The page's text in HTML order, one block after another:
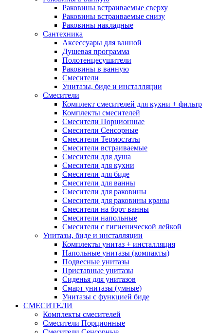
Раковины встраиваемые сверху
Раковины встраиваемые снизу
Раковины накладные
Сантехника
Аксессуары для ванной
Душевая программа
Полотенцесушители
Раковины в ванную
Смесители
Унитазы, биде и инсталляции
Смесители
Комплект смесителей для кухни + фильтр
Комплекты смесителей
Смесители Порционные
Смесители Сенсорные
Смесители Термостаты
Смесители встраиваемые
Смесители для душа
Смесители для кухни
Смесители для биде
Смесители для ванны
Смесители для раковины
Смесители для раковины краны
Смесители на борт ванны
Смесители напольные
Смесители с гигиенической лейкой
Унитазы, биде и инсталляции
Комплекты унитаз + инсталляция
Напольные унитазы (компакты)
Подвесные унитазы
Приставные унитазы
Сиденья для унитазов
Смарт унитазы (умные)
Унитазы с функцией биде
СМЕСИТЕЛИ
Комплекты смесителей
Смесители Порционные